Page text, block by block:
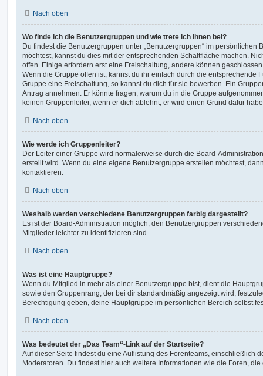
Nach oben
Wo finde ich die Benutzergruppen und wie trete ich ihnen bei?
Du findest die Benutzergruppen unter „Benutzergruppen“ im persönlichen
möchtest, kannst du dies mit der entsprechenden Schaltfläche machen.
offen. Einige erfordern erst eine Freischaltung, andere können
Wenn die Gruppe offen ist, kannst du ihr einfach durch die entsprechende
Gruppe eine Freischaltung, so kannst du dich für sie bewerben. Ein
Antrag annehmen. Er könnte fragen, warum du in die Gruppe
keinen Gruppenleiter, wenn er dich ablehnt, er wird einen Grund dafür
Nach oben
Wie werde ich Gruppenleiter?
Der Leiter einer Gruppe wird normalerweise durch die Board-
erstellt wird. Wenn du eine eigene Benutzergruppe erstellen möchtest,
kontaktieren.
Nach oben
Weshalb werden verschiedene Benutzergruppen farbig dargestellt?
Es ist der Board-Administration möglich, den Benutzergruppen
Mitglieder leichter zu identifizieren sind.
Nach oben
Was ist eine Hauptgruppe?
Wenn du Mitglied in mehr als einer Benutzergruppe bist, dient die
sowie den Gruppenrang, der bei dir standardmäßig angezeigt wird,
Berechtigung geben, deine Hauptgruppe im persönlichen Bereich selbst
Nach oben
Was bedeutet der „Das Team“-Link auf der Startseite?
Auf dieser Seite findest du eine Auflistung des Forenteams, einschließlich
Moderatoren. Du findest hier auch weitere Informationen wie die Foren,